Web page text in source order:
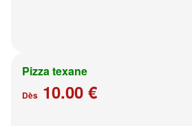
Pizza texane
Dès 10.00 €